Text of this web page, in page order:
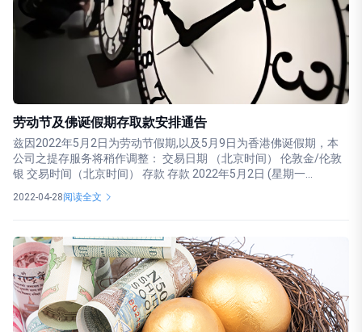
劳动节及佛诞假期存取款安排通告
兹因2022年5月2日为劳动节假期,以及5月9日为香港佛诞假期，本
公司之提存服务将稍作调整： 交易日期 （北京时间） 伦敦金/伦敦
银 交易时间（北京时间） 存款 存款 2022年5月2日 (星期一...
2022-04-28阅读全文